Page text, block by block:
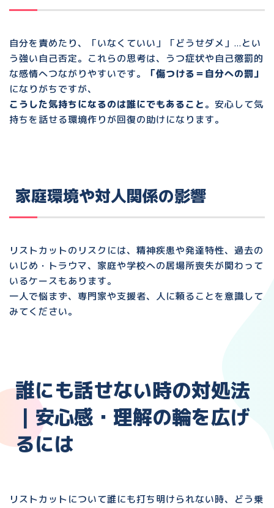
自分を責めたり、「いなくていい」「どうせダメ」…とい
う強い自己否定。これらの思考は、 うつ症状や自己懲罰的
な感情へつながりやすいです。
「傷つける＝自分への罰」
になりがちですが、
こうした気持ちになるのは誰にでもあること 。安心して気
持ちを話せる環境作りが回復の助けになります。
家庭環境や対人関係の影響
リストカットのリスクには、 精神疾患や発達特性、過去の
いじめ・トラウマ、家庭や学校への居場所喪失が関わって
いるケースもあります。
一人で悩まず、専門家や支援者、人に頼ることを意識して
みてください。
誰にも話せない時の対処法
｜安心感・理解の輪を広げ
るには
リストカットについて誰にも打ち明けられない時、どう乗